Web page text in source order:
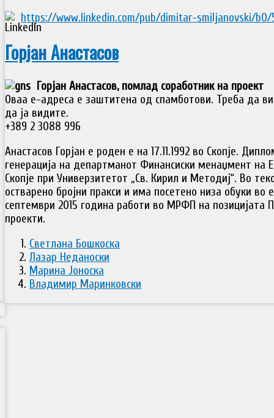
https://www.linkedin.com/pub/dimitar-smiljanovski/b0/
Горјан Анастасов
Горјан Анастасов, помлад соработник на проект
Оваа е-адреса е заштитена од спамботови. Треба да
да ја видите.
+389 2 3088 996
Анастасов Горјан е роден е на 17.11.1992 во Скопје.
генерација на департманот Финансиски менаџмент на
Скопје при Универзитетот „Св. Кирил и Методиј“. Во
остварено бројни пракси и има посетено низа обуки
септември 2015 година работи во МРФП на позицијата
проекти.
Светлана Бошкоска
Лазар Неданоски
Марина Јоноска
Владимир Маринковски